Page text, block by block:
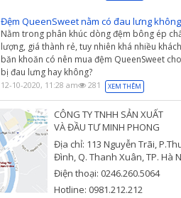
Đệm QueenSweet nằm có đau lưng
Nằm trong phân khúc dòng đệm bông ép
lượng, giá thành rẻ, tuy nhiên khá nhiều
băn khoăn có nên mua đệm QueenSweet
bị đau lưng hay không?
12-10-2020, 11:28 am 281 XEM THÊM
CÔNG TY TNHH SẢN XUẤT
VÀ ĐẦU TƯ MINH PHONG
Địa chỉ: 113 Nguyễn Trãi,
Đình, Q. Thanh Xuân, TP. Hà
Điện thoại: 0246.260.5064
Hotline: 0981.212.212